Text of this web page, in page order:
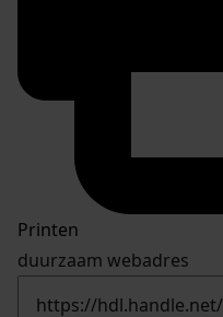
Printen
duurzaam webadres